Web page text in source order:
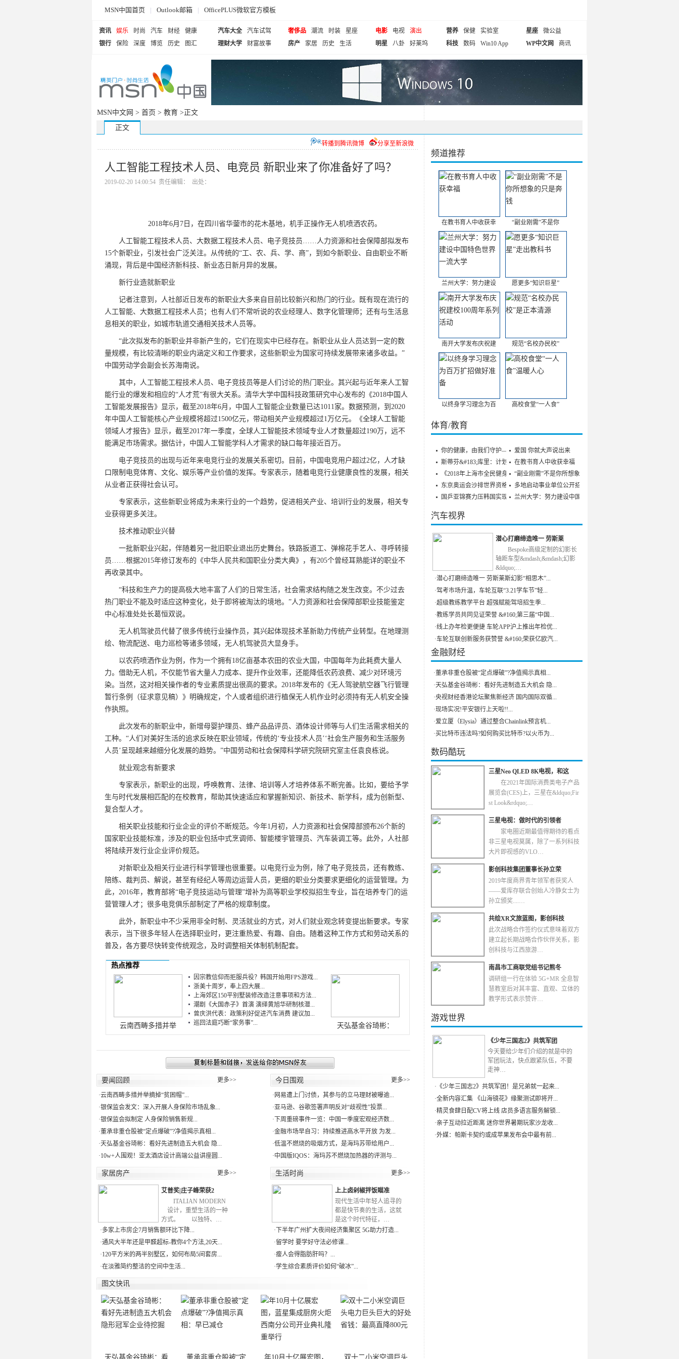
MSN中国首页 | Outlook邮箱 | OfficePLUS微软官方模板
资讯 娱乐 时尚 汽车 财经
健康
银行
保险 深度 博览 历史 图汇
汽车大全
汽车试驾
理财大学
财富故事
奢侈品 潮流 时装
星座
房产
家居 历史 生活
电影 电视
演出
明星
八卦 好莱坞
营养 保健
实验室
科技
数码 Win10 App
星座
微公益
WP中文网
商讯
MSN中文网 > 首页 > 教育 >正文
正文
分享至新浪微
转播到腾讯微博
人工智能工程技术人员、电竞员 新职业来了你准备好了吗？
2019-02-20 14:00:54 责任编辑： 出处：
2018年6月7日，在四川省华蓥市的花木基地，机手正操作无人机喷洒农药。
人工智能工程技术人员、大数据工程技术人员、电子竞技员……人力资源和社会保障部拟发布
15个新职业，引发社会广泛关注。从传统的“工、农、兵、学、商”，到如今新职业、自由职业不断
涌现，背后是中国经济新科技、新业态日新月异的发展。
新行业造就新职业
记者注意到，人社部近日发布的新职业大多来自目前比较新兴和热门的行业。既有现在流行的
人工智能、大数据工程技术人员；也有人们不常听说的农业经理人、数字化管理师；还有与生活息
息相关的职业，如城市轨道交通相关技术人员等。
“此次拟发布的新职业并非新产生的，它们在现实中已经存在。新职业从业人员达到一定的数
量规模，有比较清晰的职业内涵定义和工作要求，这些新职业为国家可持续发展带来诸多收益。”
中国劳动学会副会长苏海南说。
其中，人工智能工程技术人员、电子竞技员等是人们讨论的热门职业。其兴起与近年来人工智
能行业的爆发和相应的“人才荒”有很大关系。清华大学中国科技政策研究中心发布的《2018中国人
工智能发展报告》显示，截至2018年6月，中国人工智能企业数量已达1011家。数据预测，到2020
年中国人工智能核心产业规模将超过1500亿元，带动相关产业规模超过1万亿元。《全球人工智能
领域人才报告》显示，截至2017年一季度，全球人工智能技术领域专业人才数量超过190万，远不
能满足市场需求。据估计，中国人工智能学科人才需求的缺口每年接近百万。
电子竞技员的出现与近年来电竞行业的发展关系密切。目前，中国电竞用户超过2亿，人才缺
口限制电竞体育、文化、娱乐等产业价值的发挥。专家表示，随着电竞行业健康良性的发展，相关
从业者正获得社会认可。
专家表示，这些新职业将成为未来行业的一个趋势，促进相关产业、培训行业的发展，相关专
业获得更多关注。
技术推动职业兴替
一批新职业兴起，伴随着另一批旧职业退出历史舞台。铁路扳道工、弹棉花手艺人、寻呼转接
员……根据2015年修订发布的《中华人民共和国职业分类大典》，有205个曾经耳熟能详的职业不
再收录其中。
“科技和生产力的提高极大地丰富了人们的日常生活，社会需求结构随之发生改变。不少过去
热门职业不能及时适应这种变化，处于即将被淘汰的境地。”人力资源和社会保障部职业技能鉴定
中心标准处处长葛恒双说。
无人机驾驶员代替了很多传统行业操作员，其兴起体现技术革新助力传统产业转型。在地理测
绘、物流配送、电力巡检等诸多领域，无人机驾驶员大显身手。
以农药喷洒作业为例，作为一个拥有18亿亩基本农田的农业大国，中国每年为此耗费大量人
力。借助无人机，不仅能节省大量人力成本、提升作业效率，还能降低农药浪费、减少对环境污
染。当然，这对相关操作者的专业素质提出很高的要求。2018年发布的《无人驾驶航空器飞行管理
暂行条例（征求意见稿）》明确规定，个人或者组织进行植保无人机作业时必须持有无人机安全操
作执照。
此次发布的新职业中，新增母婴护理员、蜂产品品评员、酒体设计师等与人们生活需求相关的
工种。“人们对美好生活的追求反映在职业领域，传统的‘专业技术人员’‘社会生产服务和生活服务
人员’呈现越来越细分化发展的趋势。”中国劳动和社会保障科学研究院研究室主任袁良栋说。
就业观念有新要求
专家表示，新职业的出现，呼唤教育、法律、培训等人才培养体系不断完善。比如，要给予学
生与时代发展相匹配的在校教育，帮助其快速适应和掌握新知识、新技术、新学科，成为创新型、
复合型人才。
相关职业技能和行业企业的评价不断规范。今年1月初，人力资源和社会保障部颁布26个新的
国家职业技能标准，涉及的职业包括中式烹调师、智能楼宇管理员、汽车装调工等。此外，人社部
将陆续开发行业企业评价规范。
对新职业及相关行业进行科学管理也很重要。以电竞行业为例，除了电子竞技员，还有教练、
陪练、裁判员、解说，甚至有经纪人等周边运营人员，更细的职业分类要求更细化的运营管理。为
此，2016年，教育部将“电子竞技运动与管理”增补为高等职业学校拟招生专业，旨在培养专门的运
营管理人才；很多电竞俱乐部制定了严格的规章制度。
此外，新职业中不少采用非全时制、灵活就业的方式，对人们就业观念转变提出新要求。专家
表示，当下很多年轻人在选择职业时，更注重热爱、有趣、自由。随着这种工作方式和劳动关系的
普及，各方要尽快转变传统观念，及时调整相关体制机制配套。
热点推荐
云南西畴多措并举
因宗教信仰而拒服兵役？韩国开始用FPS游戏...
浙美十周岁，奉上四大展...
上海郊区150平别墅装修改造注意事项和方法...
潮剧《大国赤子》首演 演绎黄旭华研制核潜...
曾庆洪代表：政策利好促进汽车消费 建议加...
巡回法庭巧断“家务事”...
天弘基金谷琦彬：
要闻回顾 更多>>
·云南西畴多措并举摘掉“贫困帽”...
·银保监会发文：深入开展人身保险市场乱象...
·银保监会拟制定 人身保险销售新规...
·董承非重仓股被“定点爆破”?净值揭示真相...
·天弘基金谷琦彬：看好先进制造五大机会 隐...
·10w+人围观！亚太酒店设计高端公益讲座圆...
今日围观 更多>>
· 网易遭上门讨债，其参与的立马理财被曝逾...
·亚马逊、谷歌签署声明反对“歧视性”投票...
· 下周重磅事件一览：中国一季度宏观经济数...
·金融市场早自习：持续推进高水平开放 为发...
·低温不燃烧的吸烟方式，是海玛苏带给用户...
·中国版IQOS：海玛苏不燃烧加热器的评测与...
家居房产 更多>>
艾普奖|庄子峰荣获2
ITALIAN MODERN
设计，重塑生活的一种
方式。 以独特、…
·多家上市房企7月销售额环比下降...
·通风大半年还是甲醛超标-教你4个方法,20天...
·120平方米的两半别墅区，如何布局5间套房...
·在淡雅简约整洁的空间中生活...
生活时尚 更多>>
上上卤剁椒拌饭瞄准
现代生活中年轻人追寻的
都是快节奏的生活，这就
是这个时代特征，…
· 下半年广州扩大夜间经济集聚区 5G助力打造...
·留学时 要学好守法必修课...
·瘦人会得脂肪肝吗？...
·学生综合素质评价如何“破冰”...
图文快讯
天弘基金谷琦彬：看 董承非重仓股被“定 年10月十亿展宏图， 双十二小米空调巨头
频道推荐
在教书育人中收获幸 “副业刚需”不是你
兰州大学：努力建设 愿更多“知识巨星”
南开大学发布庆祝建 规范“名校办民校”
以终身学习理念为百 高校食堂“一人食”
体育/教育
你的健康，由我们守护——
斯蒂芬&#183;库里：计划参
《2018年上海市全民健身发
东京奥运会沙排世界资格赛
国乒亚锦赛力压韩国实现男
爱国 你就大声说出来
在教书育人中收获幸福
“副业刚需”不是你所想象
多地启动事业单位公开招聘
兰州大学：努力建设中国特
汽车视界
潜心打磨缔造唯一 劳斯莱
Bespoke高级定制的幻影长
轴距车型&mdash;&mdash;幻影
&ldquo;…
·潜心打磨缔造唯一 劳斯莱斯幻影“相思木”...
·驾考市场升温，车轮互联“3.21学车节”轻...
·超级教练教学平台 超强赋能驾培招生季...
·教练学员共同见证荣誉 &#160;第三届“中国...
·线上办年检更便捷 车轮APP沪上推出年检优...
·车轮互联创新服务获赞誉 &#160;荣获亿欧汽...
金融财经
·董承非重仓股被“定点爆破”?净值揭示真相...
·天弘基金谷琦彬：看好先进制造五大机会 隐...
·央视财经香港论坛聚焦新经济 国内国际双循...
·现场实况!平安银行上天啦!!...
·爱立厦（Elysia）通过整合Chainlink预言机...
·买比特币违法吗?如何购买比特币?以火币为...
数码酷玩
三星Neo QLED 8K电视，和这
在2021年国际消费类电子产品
展览会(CES)上，三星在&ldquo;Fir
st Look&rdquo;…
三星电视：做时代的引领者
家电圈近期最值得期待的看点
非三星电视莫属，除了一系列科技
大片即视感的VLO…
影创科技集团董事长孙立荣
2019年度商界青年领军者获奖人
——爱库存联合创始人冷静女士为
孙立颁奖....…
共绘XR文旅蓝图，影创科技
此次战略合作签约仪式意味着双方
建立起长期战略合作伙伴关系，影
创科技与江西旅游…
南昌市工商联党组书记熊冬
调研组一行在体验 5G+MR 全息智
慧教室后对其丰富、直观、立体的
教学形式表示赞许…
游戏世界
《少年三国志2》共筑军团
今天要给少年们介绍的就是中的
军团玩法，快点跟紧队伍，不要
走神…
· 《少年三国志2》共筑军团！是兄弟就一起来...
·全新内容汇集 《山海镜花》缘聚测试即将开...
·精灵食肆日配CV将上线 店员多语言服务解锁...
·亲子互动拉近距离 迷你世界暑期玩家沙龙收...
·外媒：帕斯卡契约或成苹果发布会中最有前...